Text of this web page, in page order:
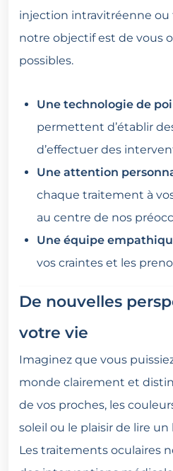
injection intravitréenne
notre objectif est de vous
possibles.
Une technologie de
permettent d’établir
d’effectuer des
Une attention
chaque traitement à
au centre de nos
Une équipe
vos craintes et les
De nouvelles
votre vie
Imaginez que vous
monde clairement et
de vos proches, les
soleil ou le plaisir de lire
Les traitements oculaires